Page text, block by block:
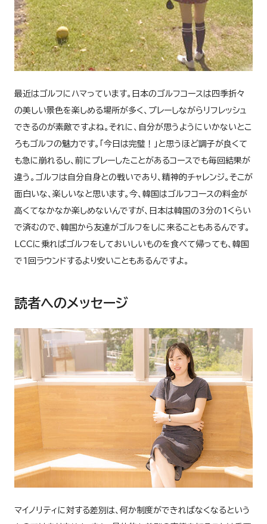
最近はゴルフにハマっています。日本のゴルフコースは四季折々
の美しい景色を楽しめる場所が多く、プレーしながらリフレッシュ
できるのが素敵ですよね。それに、自分が思うようにいかないとこ
ろもゴルフの魅力です。「今日は完璧！」と思うほど調子が良くて
も急に崩れるし、前にプレーしたことがあるコースでも毎回結果が
違う。ゴルフは自分自身との戦いであり、精神的チャレンジ。そこが
面白いな、楽しいなと思います。今、韓国はゴルフコースの料金が
高くてなかなか楽しめないんですが、日本は韓国の3分の1くらい
で済むので、韓国から友達がゴルフをしに来ることもあるんです。
LCCに乗ればゴルフをしておいしいものを食べて帰っても、韓国
で1回ラウンドするより安いこともあるんですよ。
読者へのメッセージ
マイノリティに対する差別は、何か制度ができればなくなるという